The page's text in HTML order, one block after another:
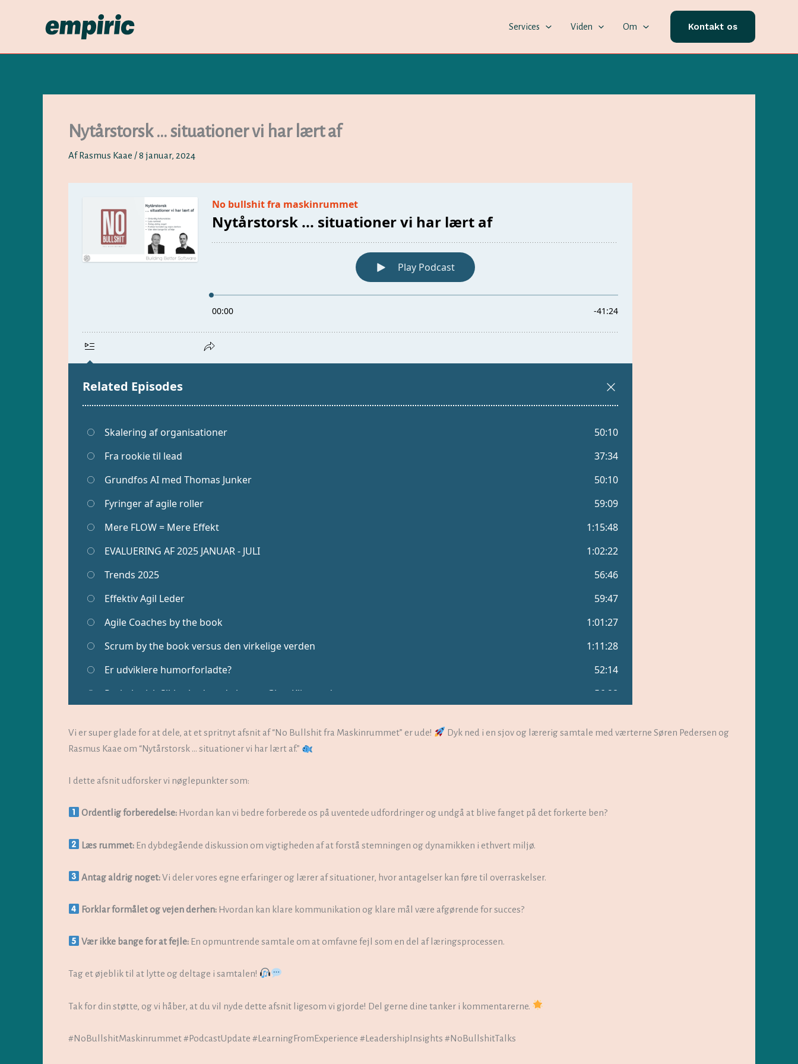
Services Viden Om Kontakt os
Nytårstorsk … situationer vi har lært af
AfRasmus Kaae /8 januar, 2024
Vi er super glade for at dele, at et spritnyt afsnit af “No Bullshit fra Maskinrummet” er ude!
Dyk ned i en sjov og lærerig samtale med værterne Søren Pedersen og
Rasmus Kaae om “Nytårstorsk … situationer vi har lært af.”
I dette afsnit udforsker vi nøglepunkter som:
Ordentlig forberedelse:Hvordan kan vi bedre forberede os på uventede udfordringer og undgå at blive fanget på det forkerte ben?
Læs rummet:En dybdegående diskussion om vigtigheden af at forstå stemningen og dynamikken i ethvert miljø.
Antag aldrig noget:Vi deler vores egne erfaringer og lærer af situationer, hvor antagelser kan føre til overraskelser.
Forklar formålet og vejen derhen:Hvordan kan klare kommunikation og klare mål være afgørende for succes?
Vær ikke bange for at fejle:En opmuntrende samtale om at omfavne fejl som en del af læringsprocessen.
Tag et øjeblik til at lytte og deltage i samtalen!
Tak for din støtte, og vi håber, at du vil nyde dette afsnit ligesom vi gjorde! Del gerne dine tanker i kommentarerne.
#NoBullshitMaskinrummet #PodcastUpdate #LearningFromExperience #LeadershipInsights #NoBullshitTalks